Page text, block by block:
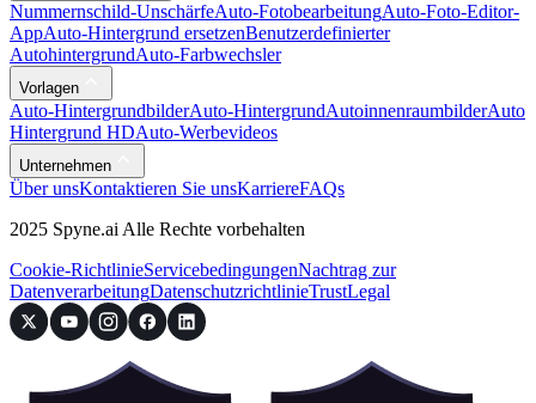
Nummernschild-UnschärfeAuto-FotobearbeitungAuto-Foto-Editor-
AppAuto-Hintergrund ersetzenBenutzerdefinierter
AutohintergrundAuto-Farbwechsler
Vorlagen
Auto-HintergrundbilderAuto-HintergrundAutoinnenraumbilderAuto
Hintergrund HDAuto-Werbevideos
Unternehmen
Über unsKontaktieren Sie unsKarriereFAQs
2025 Spyne.ai Alle Rechte vorbehalten
Cookie-RichtlinieServicebedingungenNachtrag zur
DatenverarbeitungDatenschutzrichtlinieTrustLegal